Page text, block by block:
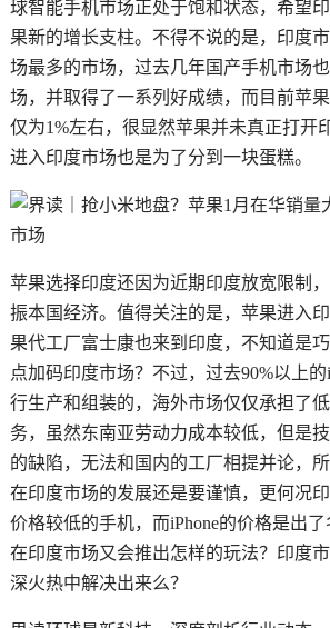
球智能手机市场正处于饱和状态，希望
果新的增长支柱。不得不说的是，印度
场最多的市场，过去几年国产手机市场
场，并取得了一系列好成绩，而目前苹
仅为1%左右，很显然苹果并未真正打开
进入印度市场也是为了分到一块蛋糕。
苹果选择印度还因为近期印度放宽限制
振本国经济。值得关注的是，苹果进入
果代工厂富士康也来到印度，不知道是
点加码印度市场？不过，过去90%以上
行生产和组装的，海外市场仅仅承担了
务，虽然东南亚劳动力成本较低，但是
的缺陷，无法和国内的工厂相提并论，
在印度市场的发展还是要谨慎，更何况
价格较低的手机，而iPhone的价格是出
在印度市场又会推出怎样的玩法？印度
深火热中解决出来么？